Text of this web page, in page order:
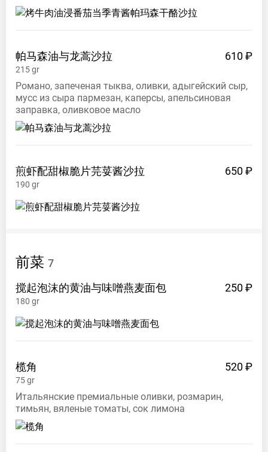
帕马森油与龙蒿沙拉 610 ₽
215gr
Романо, запеченая тыква, оливки, адыгейский сыр,
мусс из сыра пармезан, каперсы, апельсиновая
заправка, оливковое масло
煎虾配甜椒脆片芫荽酱沙拉 650 ₽
190 gr
前菜 7
搅起泡沫的黄油与味噌燕麦面包
250 ₽
180 gr
榄角 520 ₽
75gr
Итальянские премиальные оливки, розмарин,
тимьян, вяленые томаты, сок лимона